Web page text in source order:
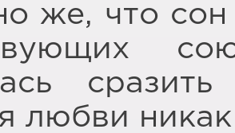
же, что
любви